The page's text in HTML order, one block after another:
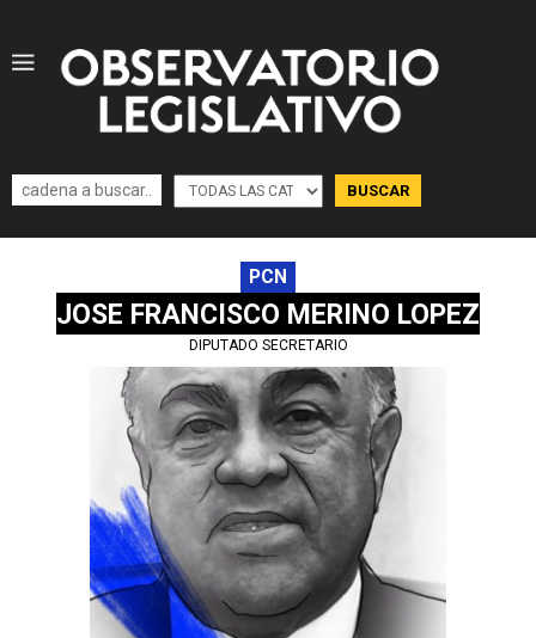
PCN
JOSE FRANCISCO MERINO LOPEZ
DIPUTADO SECRETARIO